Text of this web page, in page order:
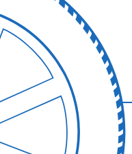
Leasing